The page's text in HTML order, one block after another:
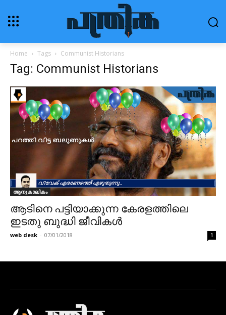
Home Tags Communist Historians
Tag: Communist Historians
ആനുകാലികം
ആടിനെ പട്ടിയാക്കുന്ന കേരളത്തിലെ
ഇടതു ബുദ്ധി ജീവികൾ
web desk - 07/01/2018 1